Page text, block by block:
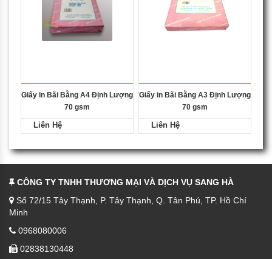
Giấy in Bãi Bằng A4 Định Lượng
70 gsm
Liên Hệ
Giấy in Bãi Bằng A3 Định Lượng
70 gsm
Liên Hệ
CÔNG TY TNHH THƯƠNG MẠI VÀ DỊCH VỤ SANG HÀ
Số 72/15 Tây Thạnh, P. Tây Thạnh, Q. Tân Phú, TP. Hồ Chí
Minh
0968080006
02838130448